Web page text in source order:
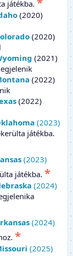
játékba.
(2020)
(2020)
(2021)
(2022)
(2022)
(2023)
játékba.
(2023)
játékba. *
(2024)
(2024)
*
(2025)